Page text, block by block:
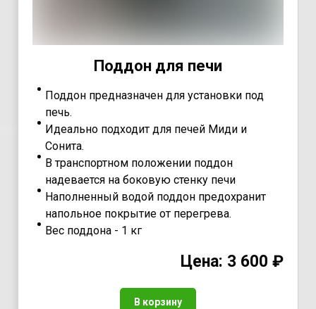
Поддон для печи
Поддон предназначен для установки под
печь.
Идеально подходит для печей Миди и
Сонита.
В транспортном положении поддон
надевается на боковую стенку печи
Наполненный водой поддон предохранит
напольное покрытие от перегрева.
Вес поддона - 1 кг
Цена: 3 600 ₽
В корзину